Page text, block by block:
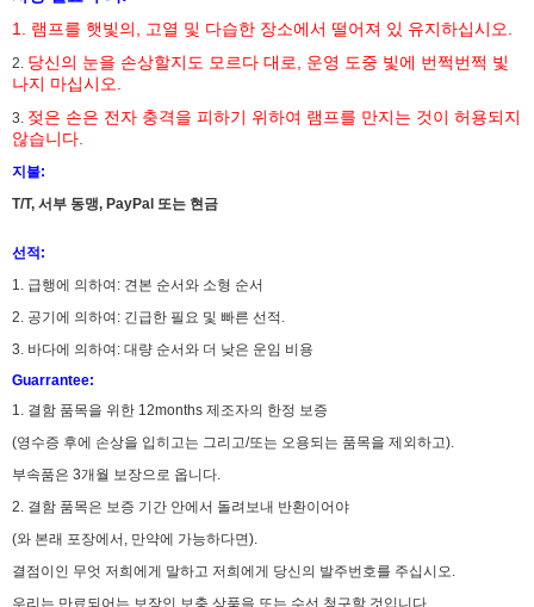
1. 램프를 햇빛의, 고열 및 다습한 장소에서 떨어져 있 유지하십시오.
2. 당신의 눈을 손상할지도 모르다 대로, 운영 도중 빛에 번쩍번쩍 빛
나지 마십시오.
3. 젖은 손은 전자 충격을 피하기 위하여 램프를 만지는 것이 허용되지
않습니다.
지불:
T/T, 서부 동맹, PayPal 또는 현금
선적:
1. 급행에 의하여: 견본 순서와 소형 순서
2. 공기에 의하여: 긴급한 필요 및 빠른 선적.
3. 바다에 의하여: 대량 순서와 더 낮은 운임 비용
Guarrantee:
1. 결함 품목을 위한 12months 제조자의 한정 보증
(영수증 후에 손상을 입히고는 그리고/또는 오용되는 품목을 제외하고).
부속품은 3개월 보장으로 옵니다.
2. 결함 품목은 보증 기간 안에서 돌려보내 반환이어야
(와 본래 포장에서, 만약에 가능하다면).
결점이인 무엇 저희에게 말하고 저희에게 당신의 발주번호를 주십시오.
우리는 만료되어는 보장인 보충 상품을 또는 수선 청구할 것입니다.